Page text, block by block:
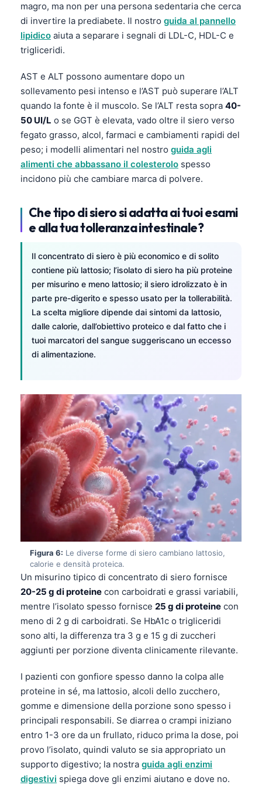
magro, ma non per una persona sedentaria che cerca
di invertire la prediabete. Il nostro guida al pannello
lipidico aiuta a separare i segnali di LDL-C, HDL-C e
trigliceridi.
AST e ALT possono aumentare dopo un
sollevamento pesi intenso e l’AST può superare l’ALT
quando la fonte è il muscolo. Se l’ALT resta sopra 40-
50 UI/L o se GGT è elevata, vado oltre il siero verso
fegato grasso, alcol, farmaci e cambiamenti rapidi del
peso; i modelli alimentari nel nostro guida agli
alimenti che abbassano il colesterolo spesso
incidono più che cambiare marca di polvere.
Che tipo di siero si adatta ai tuoi esami
e alla tua tolleranza intestinale?
Il concentrato di siero è più economico e di solito
contiene più lattosio; l’isolato di siero ha più proteine
per misurino e meno lattosio; il siero idrolizzato è in
parte pre-digerito e spesso usato per la tollerabilità.
La scelta migliore dipende dai sintomi da lattosio,
dalle calorie, dall’obiettivo proteico e dal fatto che i
tuoi marcatori del sangue suggeriscano un eccesso
di alimentazione.
Figura 6: Le diverse forme di siero cambiano lattosio,
calorie e densità proteica.
Un misurino tipico di concentrato di siero fornisce
20-25 g di proteine con carboidrati e grassi variabili,
mentre l’isolato spesso fornisce 25 g di proteine con
meno di 2 g di carboidrati. Se HbA1c o trigliceridi
sono alti, la differenza tra 3 g e 15 g di zuccheri
aggiunti per porzione diventa clinicamente rilevante.
I pazienti con gonfiore spesso danno la colpa alle
proteine in sé, ma lattosio, alcoli dello zucchero,
gomme e dimensione della porzione sono spesso i
principali responsabili. Se diarrea o crampi iniziano
entro 1-3 ore da un frullato, riduco prima la dose, poi
provo l’isolato, quindi valuto se sia appropriato un
supporto digestivo; la nostra guida agli enzimi
digestivi spiega dove gli enzimi aiutano e dove no.
ဗမာစာ
ភាសាខ្មែរ
አማርኛ
Українська
O‘zbekcha
Català
Қазақ тілі
Suomi
Hrvatski
Slovenčina
كوردی‎
پښتو
سنڌي
සිංහල
অসমীয়া
Galego
Latviešu valoda
Македонски јазик
Occitan
العربية المغربية
Afrikaans
Монгол
ພາສາລາວ
Cebuano
ئۇيغۇرچە
Татар теле
Беларуская мова
Esperanto
Frysk
Ślōnskŏ gŏdka
Norsk bokmål